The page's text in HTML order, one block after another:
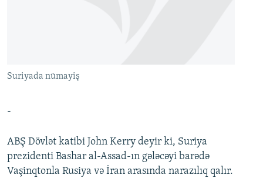
Suriyada nümayiş
-
ABŞ Dövlət katibi John Kerry deyir ki, Suriya
prezidenti Bashar al-Assad-ın gələcəyi barədə
Vaşinqtonla Rusiya və İran arasında narazılıq qalır.